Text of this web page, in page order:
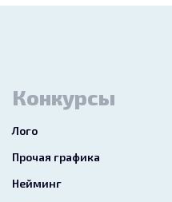
Конкурсы
Лого
Прочая графика
Нейминг